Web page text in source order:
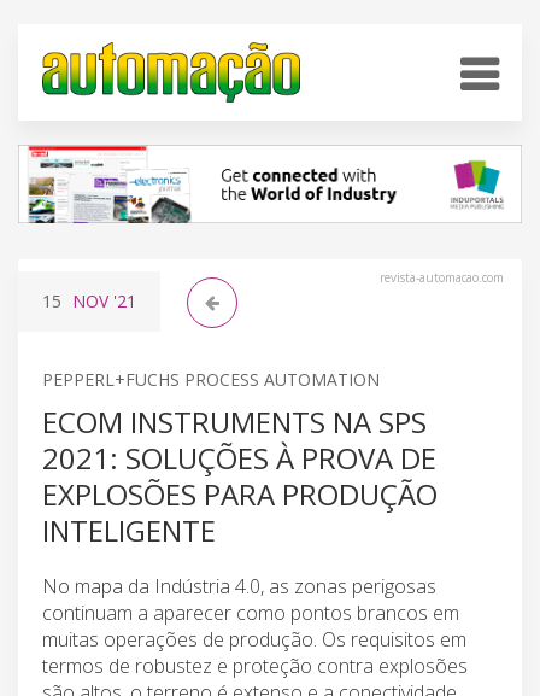
revista-automacao.com
15 NOV'21
PEPPERL+FUCHS PROCESS AUTOMATION
ECOM INSTRUMENTS NA SPS
2021: SOLUÇÕES À PROVA DE
EXPLOSÕES PARA PRODUÇÃO
INTELIGENTE
No mapa da Indústria 4.0, as zonas perigosas
continuam a aparecer como pontos brancos em
muitas operações de produção. Os requisitos em
termos de robustez e proteção contra explosões